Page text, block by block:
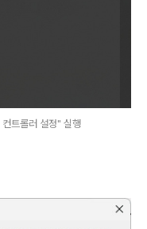
트롤러 설정" 실행